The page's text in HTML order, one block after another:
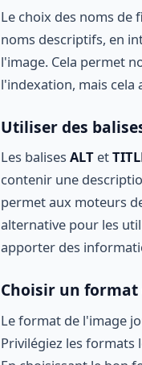
Le choix des noms de
noms descriptifs, en
l'image. Cela permet
l'indexation, mais cela
Utiliser des
Les balises ALT et
contenir une
permet aux moteurs
alternative pour les
apporter des
Choisir un format
Le format de l'image
Privilégiez les formats